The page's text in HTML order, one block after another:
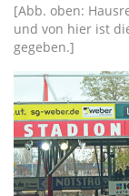
[Abb. oben:
und von hier ist
gegeben.]